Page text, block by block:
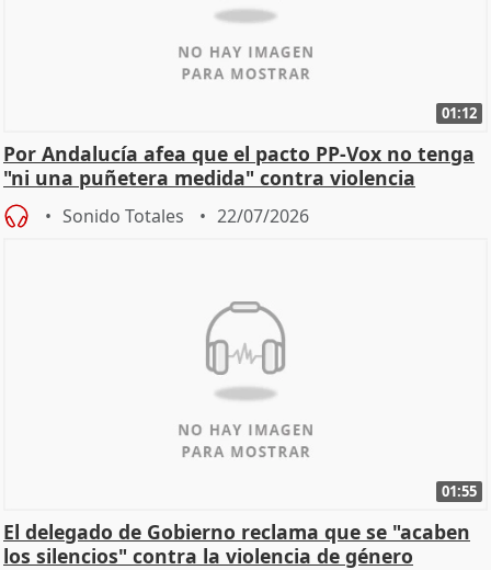
01:12
Por Andalucía afea que el pacto PP-Vox no tenga
"ni una puñetera medida" contra violencia
machista
Sonido Totales 22/07/2026
01:55
El delegado de Gobierno reclama que se "acaben
los silencios" contra la violencia de género